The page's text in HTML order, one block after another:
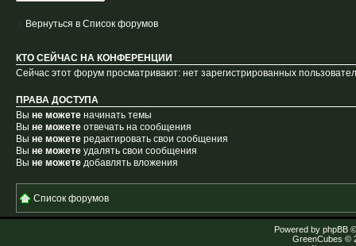
Вернуться в Список форумов
КТО СЕЙЧАС НА КОНФЕРЕНЦИИ
Сейчас этот форум просматривают: нет зарегистрированных
ПРАВА ДОСТУПА
Вы не можете начинать темы
Вы не можете отвечать на сообщения
Вы не можете редактировать свои сообщения
Вы не можете удалять свои сообщения
Вы не можете добавлять вложения
Список форумов
Powered by phpBB
GreenCubes ©